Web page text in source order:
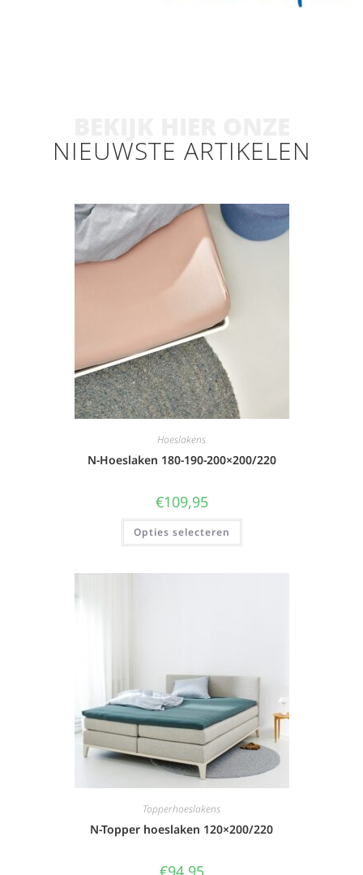
NIEUWSTE ARTIKELEN
Hoeslakens
N-Hoeslaken 180-190-200×200/220
€109,95
Opties selecteren
Topperhoeslakens
N-Topper hoeslaken 120×200/220
€94,95